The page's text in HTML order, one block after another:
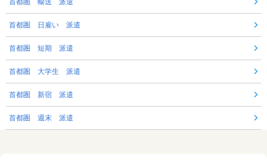
首都圏 輸送 派遣
首都圏 日雇い 派遣
首都圏 短期 派遣
首都圏 大学生 派遣
首都圏 新宿 派遣
首都圏 週末 派遣